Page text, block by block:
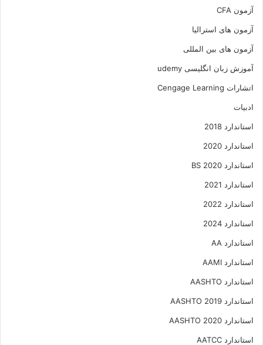
آزمون CFA
آزمون های استرالیا
آزمون های بین المللی
آموزش زبان انگلیسی udemy
اتشارات Cengage Learning
ادبیات
استاندارد 2018
استاندارد 2020
استاندارد 2020 BS
استاندارد 2021
استاندارد 2022
استاندارد 2024
استاندارد AA
استاندارد AAMI
استاندارد AASHTO
استاندارد AASHTO 2019
استاندارد AASHTO 2020
استاندارد AATCC